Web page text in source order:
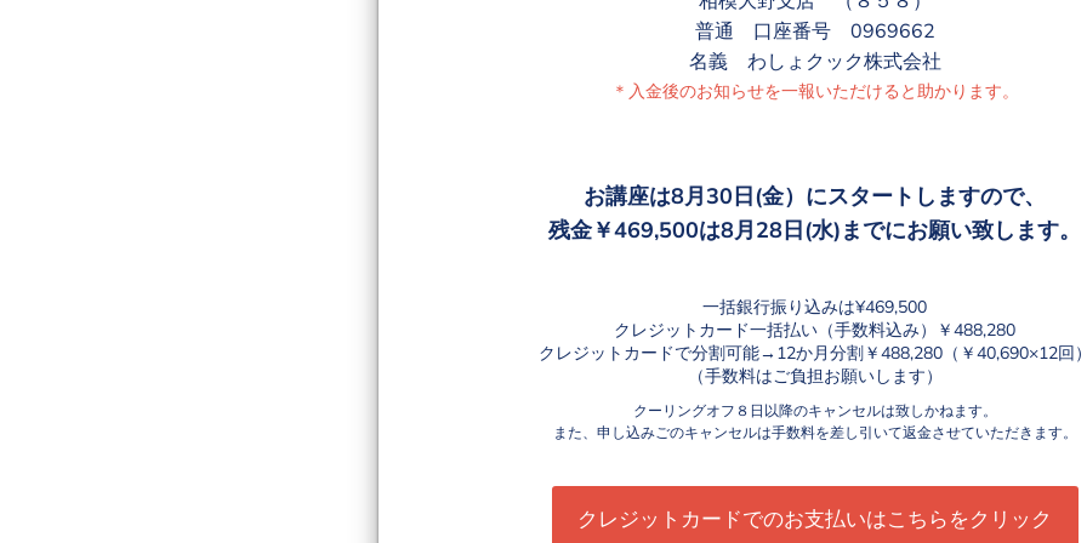
普通 口座番号 0969662
名義 わしょクック株式会社
＊入金後のお知らせを一報いただけると助かります。
お講座は8月30日(金）にスタートしますので、
残金￥469,500は8月28日(水)までにお願い致します。
一括銀行振り込みは¥469,500
クレジットカード一括払い（手数料込み）￥488,280
クレジットカードで分割可能→12か月分割￥488,280（￥40,690×12回
（手数料はご負担お願いします）
クーリングオフ８日以降のキャンセルは致しかねます。
また、申し込みごのキャンセルは手数料を差し引いて返金させていただきます。
クレジットカードでのお支払いはこちらをクリック